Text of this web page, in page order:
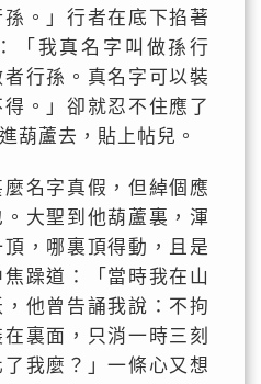
。」行者在底下掐著
「我真名字叫做孫行
行孫。真名字可以裝
。」卻就忍不住應了
葫蘆去，貼上帖兒。
名字真假，但綽個應
大聖到他葫蘆裏，渾
，哪裏頂得動，且是
躁道：「當時我在山
他曾告誦我說：不拘
裏面，只消一時三刻
我麼？」一條心又想